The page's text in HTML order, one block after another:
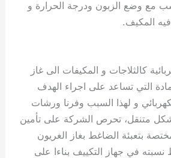
مع وضع الزبون ودرجة الحرارة و
المكيف.
كالثلاجات و المكيفات الى غاز
التي تساعد على اجراء الهدف
و لهذا السبب وفرنا ورشات
متنقل، تحرص الشركة على تأمين
بتعبئة الضاغط بغاز الغريون
في جهاز التكييف بناءا على